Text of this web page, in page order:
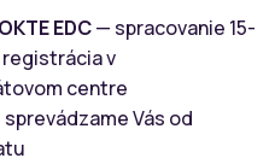
EDC— spracovanie 15-
v
centre
Vás od